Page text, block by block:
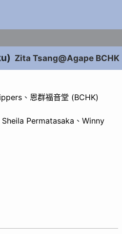
) Zita Tsang@Agape BCHK
、 恩群福音堂 (BCHK)
Sheila Permatasaka 、 Winny